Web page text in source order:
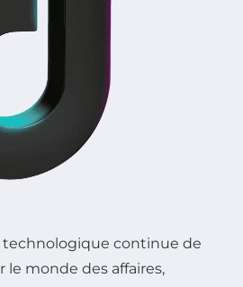
technologique continue de
le monde des affaires,